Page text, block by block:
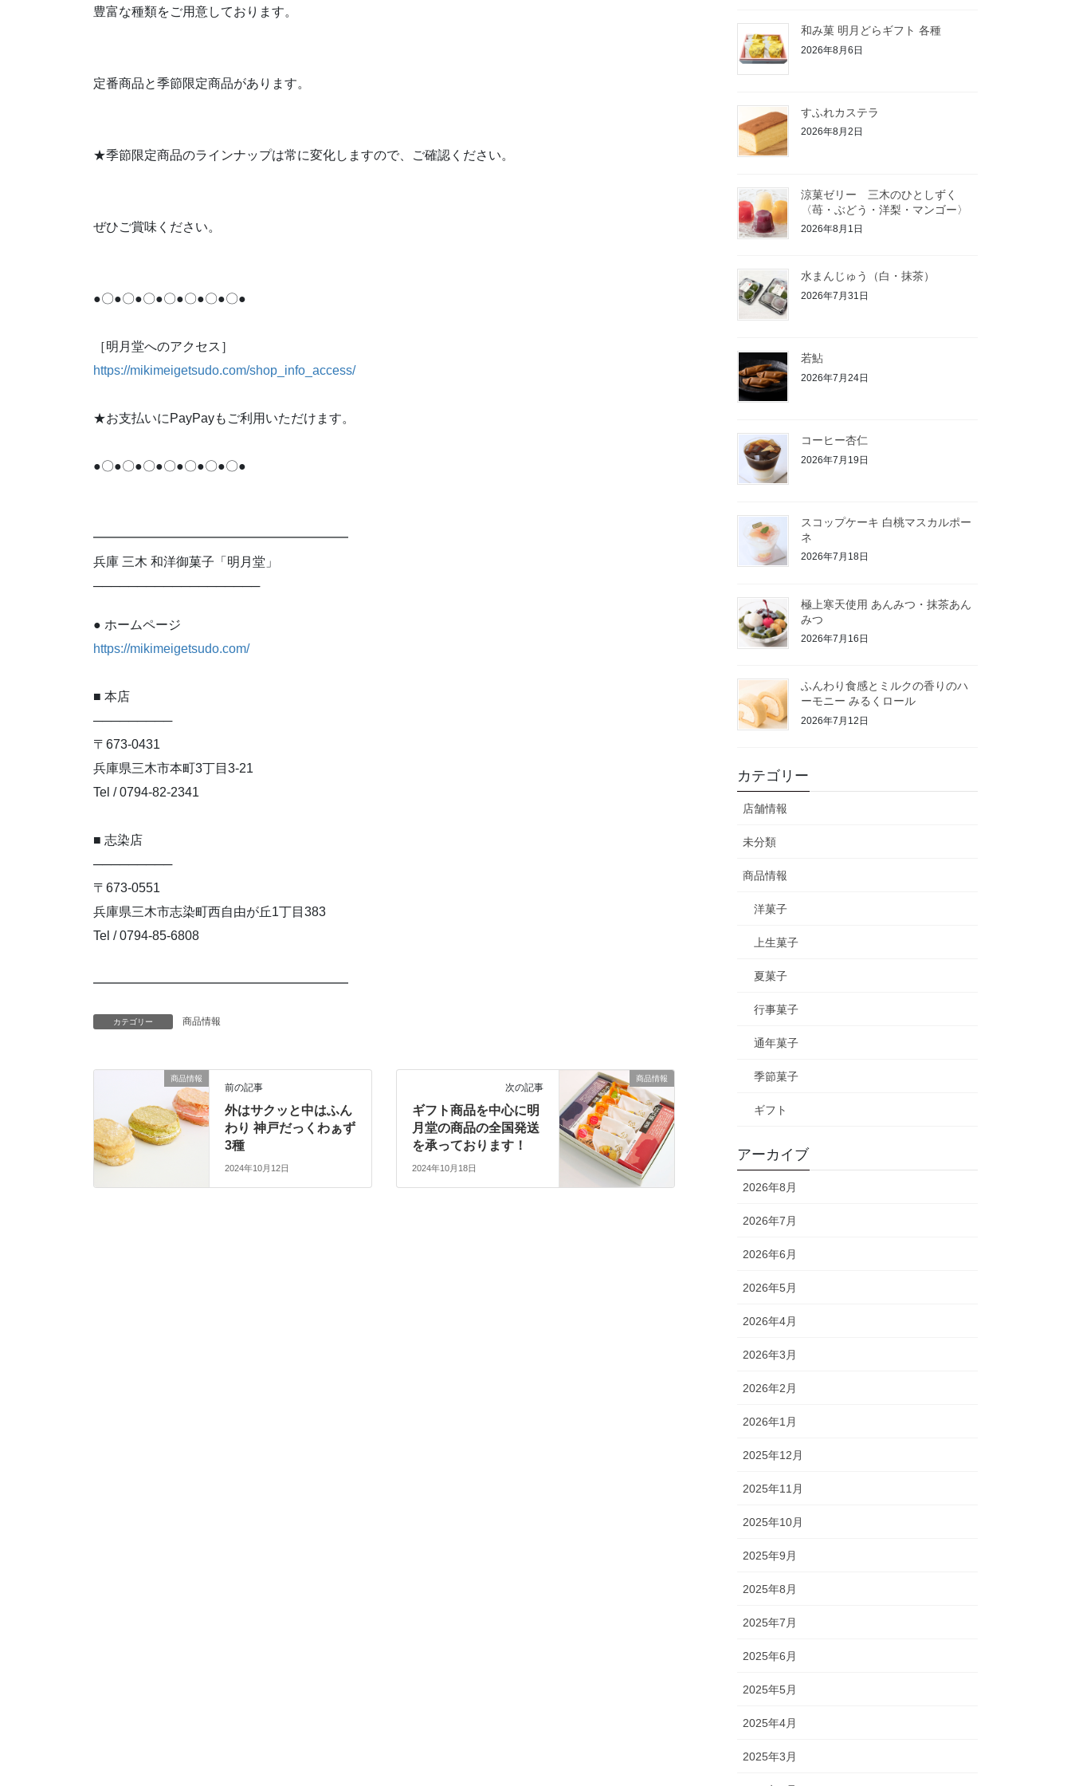
豊富な種類をご用意しております。
定番商品と季節限定商品があります。
★季節限定商品のラインナップは常に変化しますので、ご確認ください。
ぜひご賞味ください。
●〇●〇●〇●〇●〇●〇●〇●
［明月堂へのアクセス］
https://mikimeigetsudo.com/shop_info_access/
★お支払いにPayPayもご利用いただけます。
●〇●〇●〇●〇●〇●〇●〇●
━━━━━━━━━━━━━━━━━━━━
兵庫 三木 和洋御菓子「明月堂」
───────────────────
● ホームページ
https://mikimeigetsudo.com/
■ 本店
─────────
〒673-0431
兵庫県三木市本町3丁目3-21
Tel / 0794-82-2341
■ 志染店
─────────
〒673-0551
兵庫県三木市志染町西自由が丘1丁目383
Tel / 0794-85-6808
━━━━━━━━━━━━━━━━━━━━
カテゴリー 商品情報
商品情報
前の記事
外はサクッと中はふん
わり 神戸だっくわぁず
3種
2024年10月12日
商品情報
次の記事
ギフト商品を中心に明
月堂の商品の全国発送
を承っております！
2024年10月18日
和み菓 明月どらギフト 各種
2026年8月6日
すふれカステラ
2026年8月2日
涼菓ゼリー 三木のひとしずく
〈苺・ぶどう・洋梨・マンゴー〉
2026年8月1日
水まんじゅう（白・抹茶）
2026年7月31日
若鮎
2026年7月24日
コーヒー杏仁
2026年7月19日
スコップケーキ 白桃マスカルポー
ネ
2026年7月18日
極上寒天使用 あんみつ・抹茶あん
みつ
2026年7月16日
ふんわり食感とミルクの香りのハ
ーモニー みるくロール
2026年7月12日
カテゴリー
店舗情報
未分類
商品情報
洋菓子
上生菓子
夏菓子
行事菓子
通年菓子
季節菓子
ギフト
アーカイブ
2026年8月
2026年7月
2026年6月
2026年5月
2026年4月
2026年3月
2026年2月
2026年1月
2025年12月
2025年11月
2025年10月
2025年9月
2025年8月
2025年7月
2025年6月
2025年5月
2025年4月
2025年3月